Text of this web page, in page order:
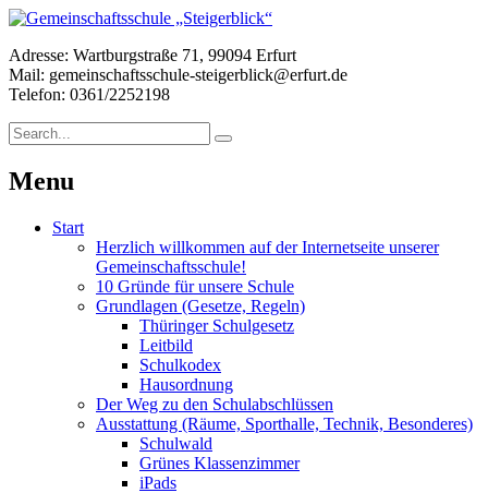
Adresse: Wartburgstraße 71, 99094 Erfurt
Mail: gemeinschaftsschule-steigerblick@erfurt.de
Telefon: 0361/2252198
Menu
Start
Herzlich willkommen auf der Internetseite unserer
Gemeinschaftsschule!
10 Gründe für unsere Schule
Grundlagen (Gesetze, Regeln)
Thüringer Schulgesetz
Leitbild
Schulkodex
Hausordnung
Der Weg zu den Schulabschlüssen
Ausstattung (Räume, Sporthalle, Technik, Besonderes)
Schulwald
Grünes Klassenzimmer
iPads